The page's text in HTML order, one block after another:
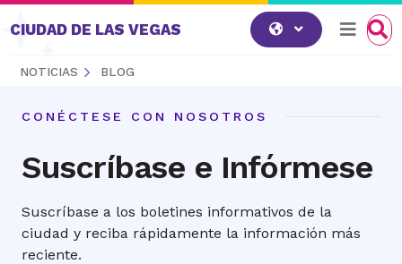
Saltar al contenido
CIUDAD DE LAS VEGAS
NOTICIAS BLOG
CONÉCTESE CON NOSOTROS
Suscríbase e Infórmese
Suscríbase a los boletines informativos de la
ciudad y reciba rápidamente la información más
reciente.